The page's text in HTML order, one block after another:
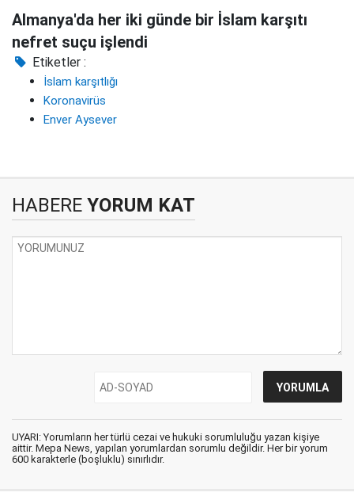
Almanya'da her iki günde bir İslam karşıtı
nefret suçu işlendi
Etiketler :
İslam karşıtlığı
Koronavirüs
Enver Aysever
HABERE YORUM KAT
UYARI: Yorumların her türlü cezai ve hukuki sorumluluğu yazan kişiye
aittir. Mepa News, yapılan yorumlardan sorumlu değildir. Her bir yorum
600 karakterle (boşluklu) sınırlıdır.